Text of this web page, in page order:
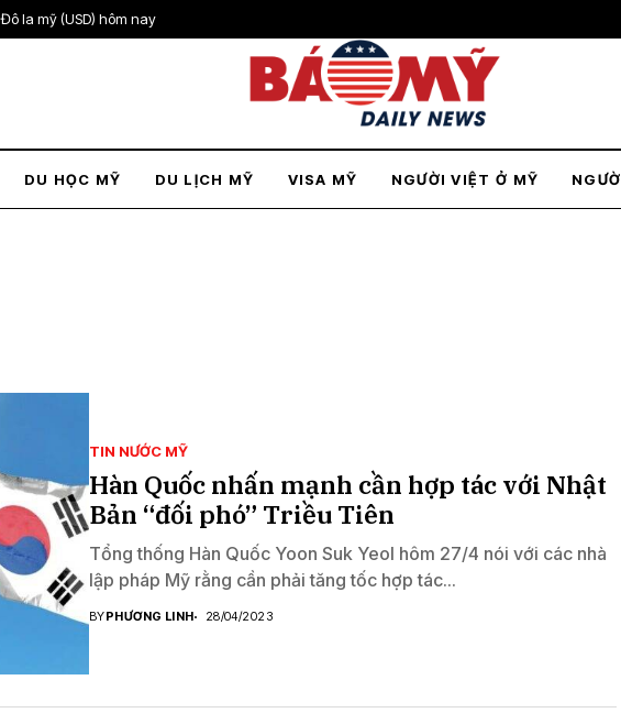
Đô la mỹ (USD) hôm nay
DU HỌC MỸ DU LỊCH MỸ VISA MỸ NGƯỜI VIỆT Ở MỸ
TIN NƯỚC MỸ
Hàn Quốc nhấn mạnh cần hợp tác với Nhật
Bản “đối phó” Triều Tiên
Tổng thống Hàn Quốc Yoon Suk Yeol hôm 27/4 nói với các nhà
lập pháp Mỹ rằng cần phải tăng tốc hợp tác...
BYPHƯƠNG LINH 28/04/2023